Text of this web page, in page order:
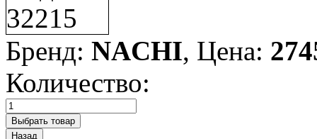
Бренд: NACHI, Цена:
Количество: